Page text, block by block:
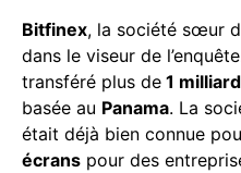
Bitfinex, la société sœur
dans le viseur de
transféré plus de 1
basée au Panama. La
était déjà bien connue
écrans pour des